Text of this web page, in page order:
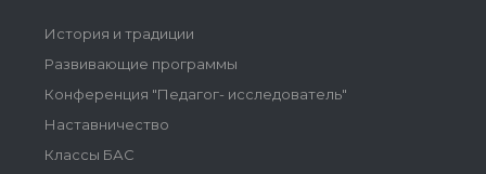
История и традиции
Развивающие программы
Конференция "Педагог- исследователь"
Наставничество
Классы БАС